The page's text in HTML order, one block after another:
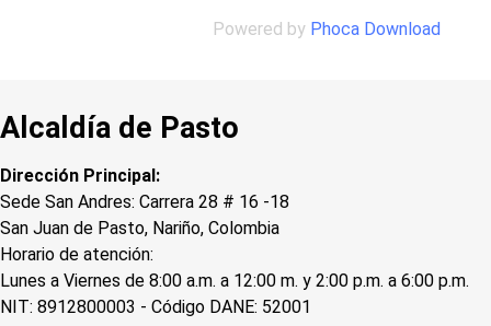
Powered by Phoca Download
Alcaldía de Pasto
Dirección Principal:
Sede San Andres: Carrera 28 # 16 -18
San Juan de Pasto, Nariño, Colombia
Horario de atención:
Lunes a Viernes de 8:00 a.m. a 12:00 m. y 2:00 p.m. a 6:00 p.m.
NIT: 8912800003 - Código DANE: 52001